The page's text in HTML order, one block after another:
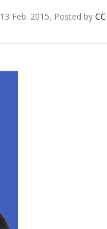
13 Feb. 2015, Posted by CC